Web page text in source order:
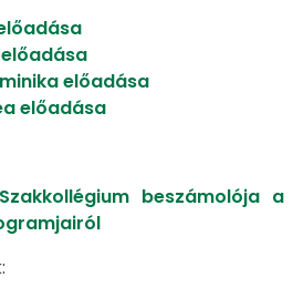
előadása
előadása
előadása
beszámolója a